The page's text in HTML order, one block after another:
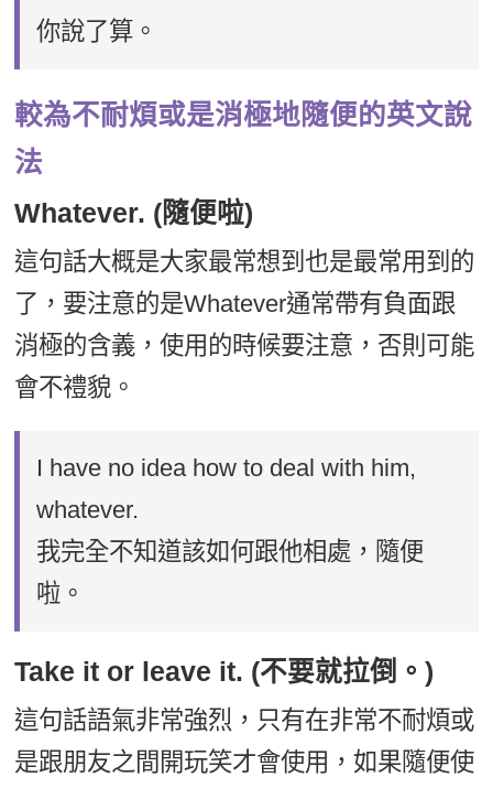
你說了算。
較為不耐煩或是消極地隨便的英文說
法
Whatever. (隨便啦)
這句話大概是大家最常想到也是最常用到的
了，要注意的是Whatever通常帶有負面跟
消極的含義，使用的時候要注意，否則可能
會不禮貌。
I have no idea how to deal with him,
whatever.
我完全不知道該如何跟他相處，隨便
啦。
Take it or leave it. (不要就拉倒。)
這句話語氣非常強烈，只有在非常不耐煩或
是跟朋友之間開玩笑才會使用，如果隨便使